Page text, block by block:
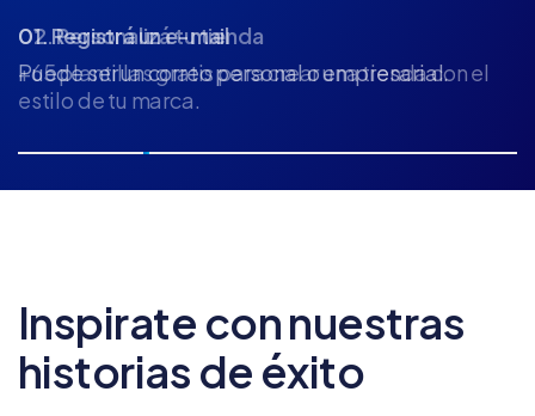
02. Personalizá tu tienda
+65 plantillas gratis para crear una tienda con el
estilo de tu marca.
Inspirate con nuestras
historias de éxito